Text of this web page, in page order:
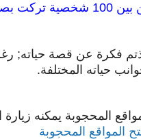
>> إختارته مجلة تايم كواحد
فكرة عن قصة حياته;
حياته المختلفة.
المحجوبة يمكنه زيارة
المواقع المحجوبة